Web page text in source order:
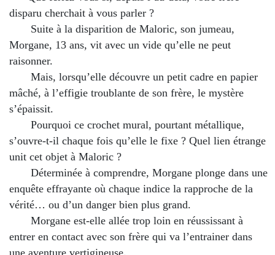
disparu cherchait à vous parler ?
Suite à la disparition de Maloric, son jumeau,
Morgane, 13 ans, vit avec un vide qu’elle ne peut
raisonner.
Mais, lorsqu’elle découvre un petit cadre en papier
mâché, à l’effigie troublante de son frère, le mystère
s’épaissit.
Pourquoi ce crochet mural, pourtant métallique,
s’ouvre-t-il chaque fois qu’elle le fixe ? Quel lien étrange
unit cet objet à Maloric ?
Déterminée à comprendre, Morgane plonge dans une
enquête effrayante où chaque indice la rapproche de la
vérité… ou d’un danger bien plus grand.
Morgane est-elle allée trop loin en réussissant à
entrer en contact avec son frère qui va l’entrainer dans
une aventure vertigineuse.